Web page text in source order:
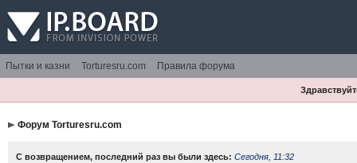
Пытки и казни Torturesru.com Правила форума
Форум Torturesru.com
С возвращением, последний раз вы были здесь: Сегодня, 11:32